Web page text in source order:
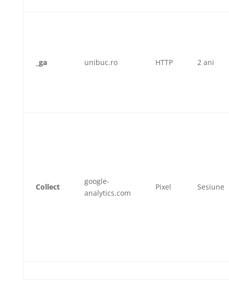
_ga unibuc.ro HTTP 2 ani
Collect
google-
analytics.com
Pixel Sesiune